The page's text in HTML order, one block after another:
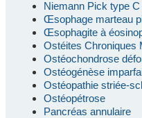
Niemann Pick type C
Œsophage marteau
Œsophagite à
Ostéites Chroniques
Ostéochondrose
Ostéogénèse
Ostéopathie striée-
Ostéopétrose
Pancréas annulaire